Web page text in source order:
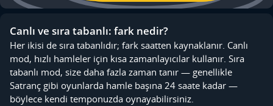
Canlı ve sıra tabanlı: fark nedir?
Her ikisi de sıra tabanlıdır; fark saatten kaynaklanır. Canlı
mod, hızlı hamleler için kısa zamanlayıcılar kullanır. Sıra
tabanlı mod, size daha fazla zaman tanır — genellikle
Satranç gibi oyunlarda hamle başına 24 saate kadar —
böylece kendi temponuzda oynayabilirsiniz.